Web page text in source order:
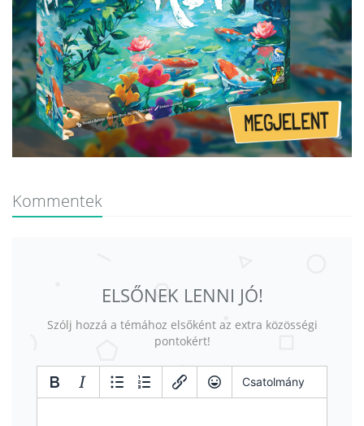
Kommentek
ELSŐNEK LENNI JÓ!
Szólj hozzá a témához elsőként az extra közösségi
pontokért!
Csatolmány